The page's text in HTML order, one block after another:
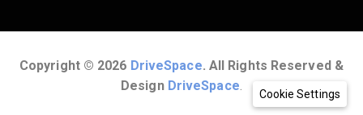
Copyright © 2026 DriveSpace. All Rights Reserved &
Design DriveSpace
Cookie Settings